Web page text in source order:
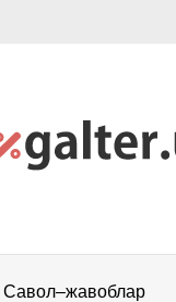
Савол–жавоблар